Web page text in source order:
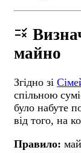
rule
майно
Згідно зі
спільною
було набуте
від того, на
Правило: